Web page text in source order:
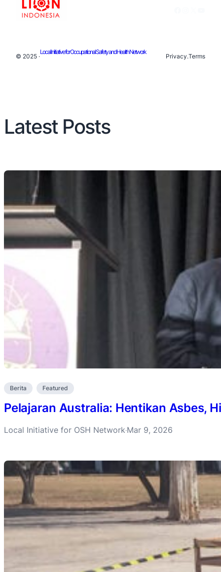
© 2025 ·
Local Initiative for Occupational Safety and Health Network
Privacy.Terms
Latest Posts
Berita Featured
Pelajaran Australia: Hentikan Asbes,
Local Initiative for OSH Network·Mar 9, 2026